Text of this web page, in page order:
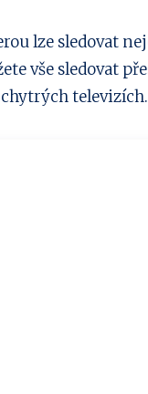
lze sledovat
vše sledovat
televizích.